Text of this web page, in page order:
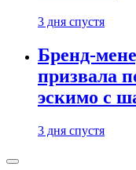
3 дня спустя
Бренд-
призвала
эскимо с
3 дня спустя